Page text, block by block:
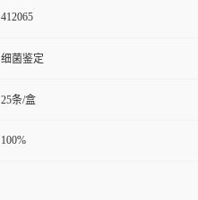
412065
细菌鉴定
25条/盒
100%